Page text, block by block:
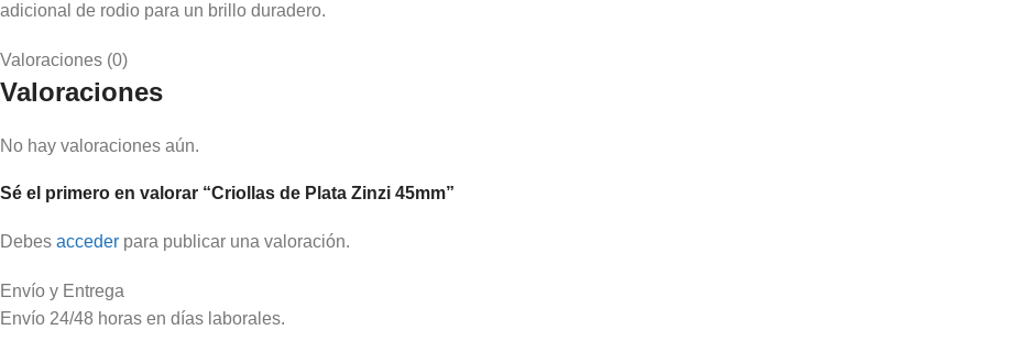
adicional de rodio para un brillo duradero.
Valoraciones (0)
Valoraciones
No hay valoraciones aún.
Sé el primero en valorar “Criollas de Plata Zinzi 45mm”
Debes acceder para publicar una valoración.
Envío y Entrega
Envío 24/48 horas en días laborales.